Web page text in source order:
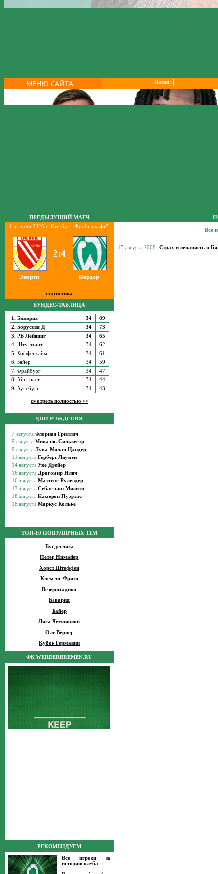
МЕНЮ САЙТА Логин:
ПРЕДЫДУЩИЙ МАТЧ
1 августа 2026 г. Коттбус. "Фройндшафт".
2:4
Энерги Вердер
статистика
БУНДЕС-ТАБЛИЦА
1. Бавария 34
89
2. Боруссия Д
34
73
3. РБ Лейпциг
34
65
4. Штуттгарт
34
62
5. Хоффенхайм
34
61
6. Байер
34
59
7. Фрайбург
34
47
8. Айнтрахт
34
44
9. Аугсбург
34 43
смотреть полностью >>
ДНИ РОЖДЕНИЯ
ТОП-10 ПОПУЛЯРНЫХ ТЕМ
Бундеслига
Петер Нимайер
Хорст Штеффен
Клеменс Фритц
Везерштадион
Бавария
Байер
Лига Чемпионов
Оле Вернер
Кубок Германии
ФК WERDERBREMEN.RU
РЕКОМЕНДУЕМ
Все игроки за
историю клуба
Все
15 августа 2008 Страх и ненависть в